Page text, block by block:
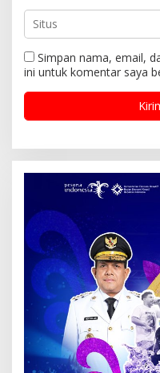
Simpan nama, email,
ini untuk komentar saya